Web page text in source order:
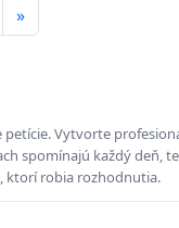
»
Vytvorte
spomínajú každý deň,
ktorí robia rozhodnutia.